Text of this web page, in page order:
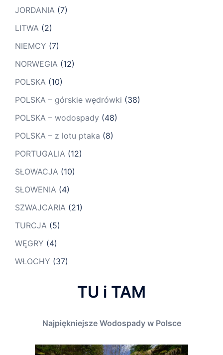
JORDANIA (7)
LITWA (2)
NIEMCY (7)
NORWEGIA (12)
POLSKA (10)
POLSKA – górskie wędrówki (38)
POLSKA – wodospady (48)
POLSKA – z lotu ptaka (8)
PORTUGALIA (12)
SŁOWACJA (10)
SŁOWENIA (4)
SZWAJCARIA (21)
TURCJA (5)
WĘGRY (4)
WŁOCHY (37)
TU i TAM
Najpiękniejsze Wodospady w Polsce